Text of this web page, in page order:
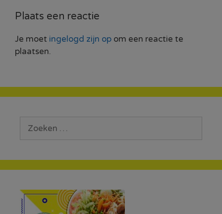
Plaats een reactie
Je moet ingelogd zijn op om een reactie te
plaatsen.